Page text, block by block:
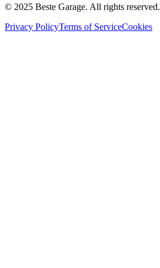
© 2025 Beste Garage. All rights reserved.
Privacy PolicyTerms of ServiceCookies